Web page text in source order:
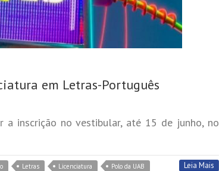
em Letras-Português
a inscrição no vestibular, até 15 de junho, no
Letras Licenciatura
Polo da UAB
Leia Mais